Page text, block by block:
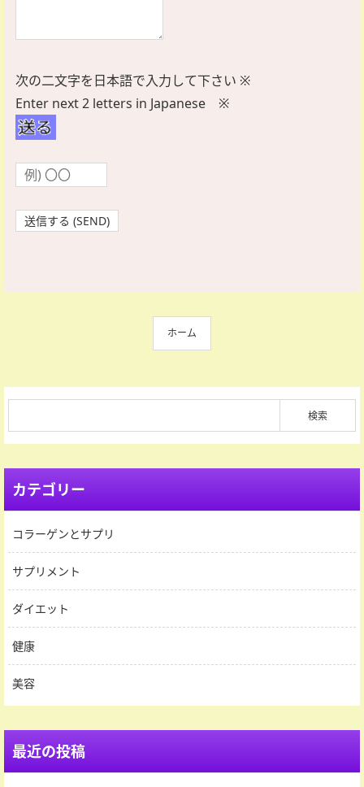
次の二文字を日本語で入力して下さい ※
Enter next 2 letters in Japanese ※
ホーム
カテゴリー
コラーゲンとサプリ
サプリメント
ダイエット
健康
美容
最近の投稿